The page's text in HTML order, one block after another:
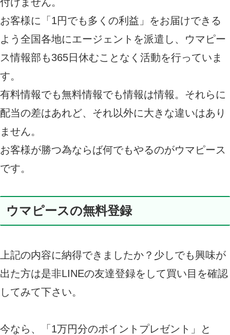
お客様に「1円でも多くの利益」をお届けできる
よう全国各地にエージェントを派遣し、ウマピー
ス情報部も365日休むことなく活動を行っていま
す。
有料情報でも無料情報でも情報は情報。それらに
配当の差はあれど、それ以外に大きな違いはあり
ません。
お客様が勝つ為ならば何でもやるのがウマピース
です。
ウマピースの無料登録
上記の内容に納得できましたか？少しでも興味が
出た方は是非LINEの友達登録をして買い目を確認
してみて下さい。
今なら、「1万円分のポイントプレゼント」と